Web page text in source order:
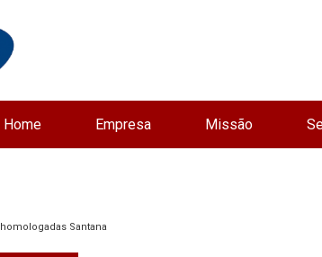
Home Empresa Missão
Santana